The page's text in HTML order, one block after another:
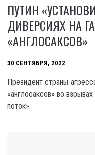
ПУТИН
ДИВЕРСИЯХ НА
«АНГЛОСАКСОВ»
30 СЕНТЯБРЯ, 2022
Президент страны-
«англосаксов» во
поток».